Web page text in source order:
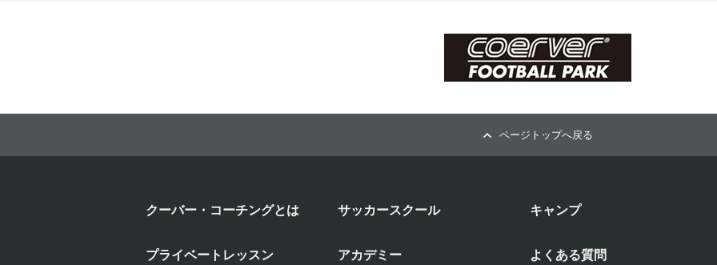
ページトップへ戻る
クーバー・コーチングとは サッカースクール キャンプ
プライベートレッスン アカデミー よくある質問